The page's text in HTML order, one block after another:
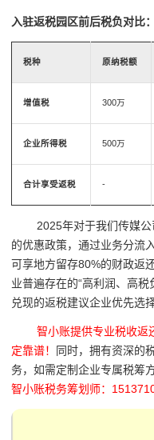
入驻返税园区前后税负对比：
税种 原纳税额
增值税 300万
企业所得税 500万
合计享受返税 -
2025年对于我们传媒公
的优惠政策，通过业务分流
可享地方留存80%的财政返
业普遍存在的“高利润、高
兑现的返税建议企业优先选
智小账提供专业税收返
定靠谱！
同时，拥有资深的
务，如需定制企业专属税筹
智小账税务筹划师：